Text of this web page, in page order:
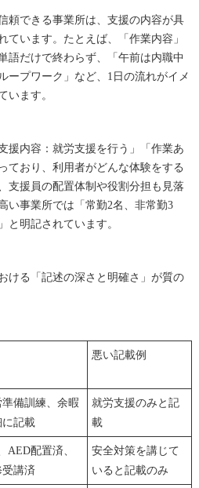
頼できる事業所は、支援の内容が具
ています。たとえば、「作業内容」
語だけで終わらず、「午前は内職中
ープワーク」など、1日の流れがイメ
います。
援内容：就労支援を行う」「作業あ
ており、利用者がどんな体験をする
支援員の配置体制や役割分担も見落
い事業所では「常勤2名、非常勤3
と明記されています。
ける「記述の深さと明確さ」が質の
悪い記載例
備訓練、余暇
記載
就労支援のみと記
載
AED配置済、
講済
安全対策を講じて
いると記載のみ